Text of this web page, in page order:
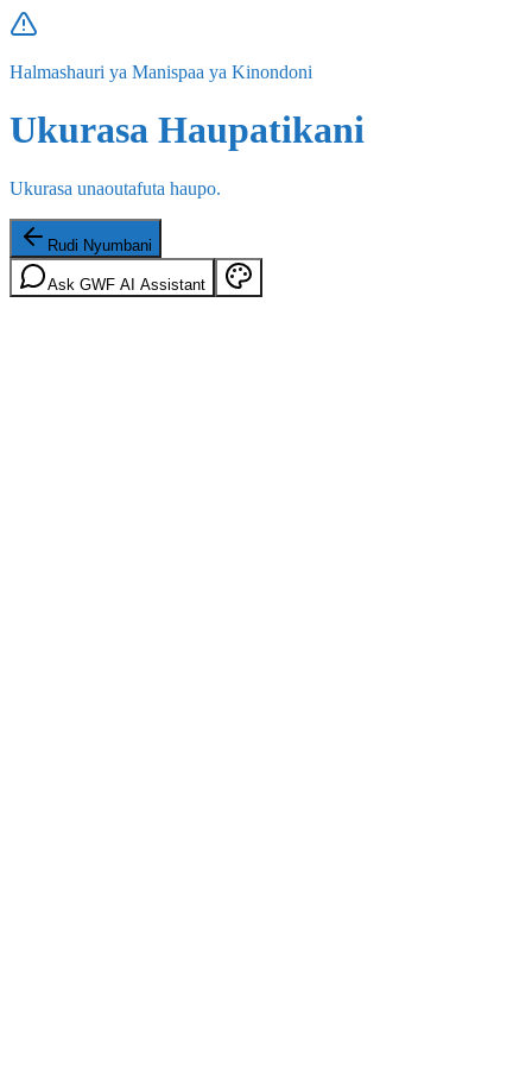
Halmashauri ya Manispaa ya Kinondoni
Ukurasa Haupatikani
Ukurasa unaoutafuta haupo.
Rudi Nyumbani
Ask GWF AI Assistant